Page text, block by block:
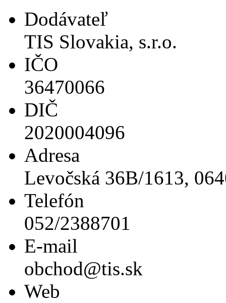
Dodávateľ
TIS Slovakia, s.r.o.
IČO
36470066
DIČ
2020004096
Adresa
Levočská 36B/1613,
Telefón
052/2388701
E-mail
obchod@tis.sk
Web